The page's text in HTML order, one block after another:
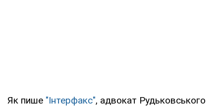
Як пише "Інтерфакс", адвокат Рудьковського